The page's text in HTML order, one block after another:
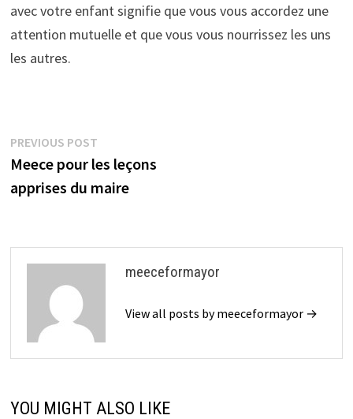
avec votre enfant signifie que vous vous accordez une
attention mutuelle et que vous vous nourrissez les uns
les autres.
Post
navigation
PREVIOUS POSTPrevious
post:
Meece pour les leçons
apprises du maire
meeceformayor
View all posts by meeceformayor →
YOU MIGHT ALSO LIKE